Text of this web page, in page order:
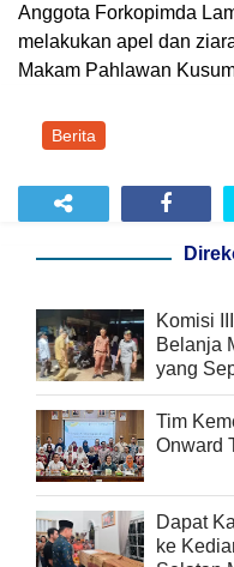
Anggota Forkopimda
melakukan apel dan
Makam Pahlawan
Berita
Komisi
Belanja
yang
Tim
Onward
Dapat
ke